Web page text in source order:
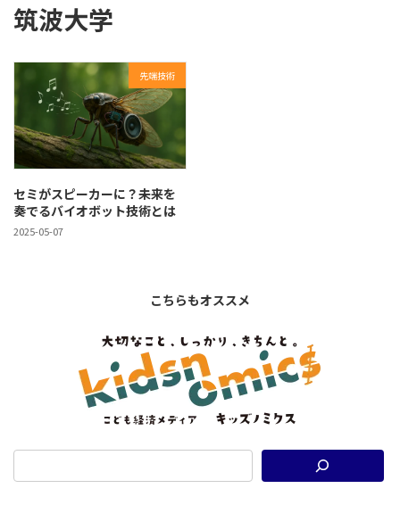
筑波大学
先端技術
セミがスピーカーに？未来を
奏でるバイオボット技術とは
2025-05-07
こちらもオススメ